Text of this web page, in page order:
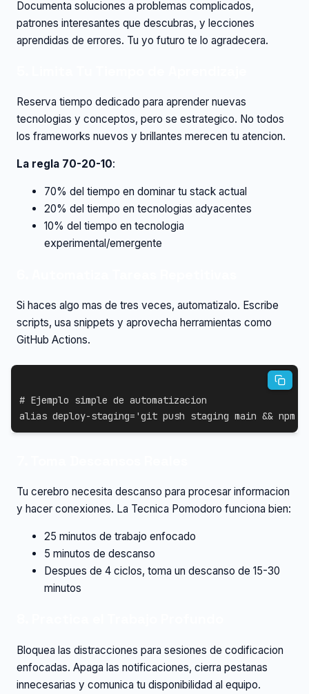
Documenta soluciones a problemas complicados,
patrones interesantes que descubras, y lecciones
aprendidas de errores. Tu yo futuro te lo agradecera.
Reserva tiempo dedicado para aprender nuevas
tecnologias y conceptos, pero se estrategico. No todos
los frameworks nuevos y brillantes merecen tu atencion.
La regla 70-20-10:
70% del tiempo en dominar tu stack actual
20% del tiempo en tecnologias adyacentes
10% del tiempo en tecnologia
experimental/emergente
Si haces algo mas de tres veces, automatizalo. Escribe
scripts, usa snippets y aprovecha herramientas como
GitHub Actions.
# Ejemplo simple de automatizacion
alias deploy-staging= 'git push staging main && npm
Tu cerebro necesita descanso para procesar informacion
y hacer conexiones. La Tecnica Pomodoro funciona bien:
25 minutos de trabajo enfocado
5 minutos de descanso
Despues de 4 ciclos, toma un descanso de 15-30
minutos
Bloquea las distracciones para sesiones de codificacion
enfocadas. Apaga las notificaciones, cierra pestanas
innecesarias y comunica tu disponibilidad al equipo.